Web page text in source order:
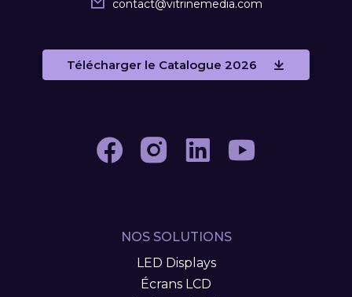
contact@vitrinemedia.com
Télécharger le Catalogue 2026
NOS SOLUTIONS
LED Displays
Écrans LCD